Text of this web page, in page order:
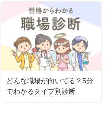
どんな職場が向いてる？5分
でわかるタイプ別診断